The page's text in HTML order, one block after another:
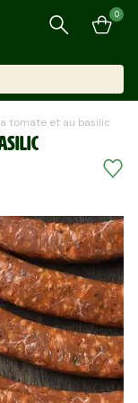
0
la tomate et au basilic